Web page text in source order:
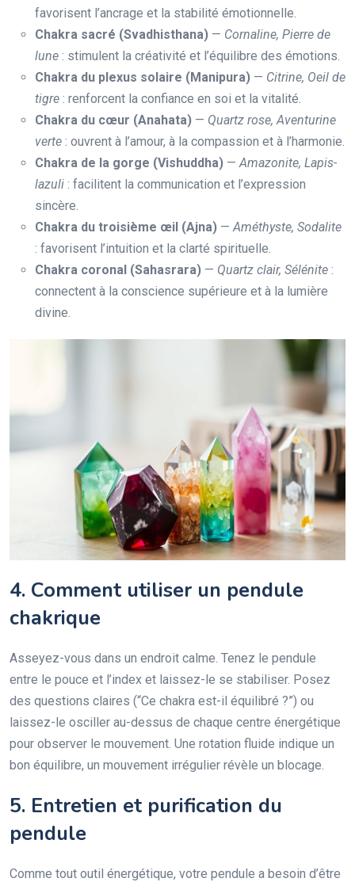
favorisent l’ancrage et la stabilité émotionnelle.
Chakra sacré (Svadhisthana) — Cornaline, Pierre de
lune : stimulent la créativité et l’équilibre des émotions.
Chakra du plexus solaire (Manipura) — Citrine, Oeil de
tigre : renforcent la confiance en soi et la vitalité.
Chakra du cœur (Anahata) — Quartz rose, Aventurine
verte : ouvrent à l’amour, à la compassion et à l’harmonie.
Chakra de la gorge (Vishuddha) — Amazonite, Lapis-
lazuli : facilitent la communication et l’expression
sincère.
Chakra du troisième œil (Ajna) — Améthyste, Sodalite
: favorisent l’intuition et la clarté spirituelle.
Chakra coronal (Sahasrara) — Quartz clair, Sélénite :
connectent à la conscience supérieure et à la lumière
divine.
4. Comment utiliser un pendule
chakrique
Asseyez-vous dans un endroit calme. Tenez le pendule
entre le pouce et l’index et laissez-le se stabiliser. Posez
des questions claires (“Ce chakra est-il équilibré ?”) ou
laissez-le osciller au-dessus de chaque centre énergétique
pour observer le mouvement. Une rotation fluide indique un
bon équilibre, un mouvement irrégulier révèle un blocage.
5. Entretien et purification du
pendule
Comme tout outil énergétique, votre pendule a besoin d’être